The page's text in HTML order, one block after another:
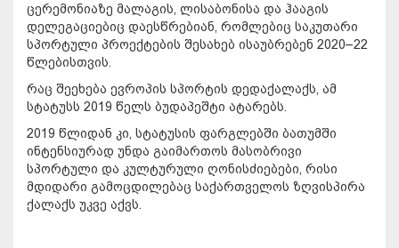
ცერემონიაზე მალაგის, ლისაბონისა და ჰააგის
დელეგაციებიც დაესწრებიან, რომლებიც საკუთარი
სპორტული პროექტების შესახებ ისაუბრებენ 2020–22
წლებისთვის.
რაც შეეხება ევროპის სპორტის დედაქალაქს, ამ
სტატუსს 2019 წელს ბუდაპეშტი ატარებს.
2019 წლიდან კი, სტატუსის ფარგლებში ბათუმში
ინტენსიურად უნდა გაიმართოს მასობრივი
სპორტული და კულტურული ღონისძიებები, რისი
მდიდარი გამოცდილებაც საქართველოს ზღვისპირა
ქალაქს უკვე აქვს.